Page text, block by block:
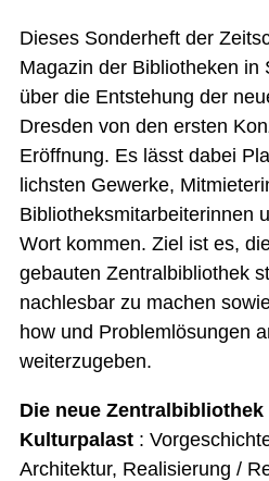
Dieses Sonderheft der
Magazin der Bibliotheken in
über die Entstehung der
Dresden von den ersten
Eröffnung. Es lässt dabei
lichsten Gewerke,
Bibliotheks­mitarbeiterinnen
Wort kommen. Ziel ist es,
gebauten Zentralbibliothek
nachlesbar zu machen
how und Problemlösungen
weiterzugeben.
Die neue Zentralbibliothek
Kulturpalast :
Architektur, Realisierung /